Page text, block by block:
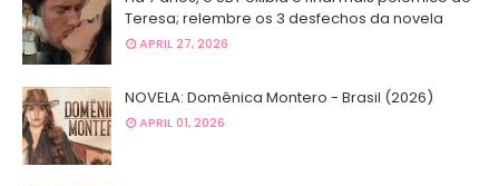
Teresa; relembre os 3 desfechos da novela
APRIL 27, 2026
NOVELA: Domênica Montero - Brasil (2026)
APRIL 01, 2026